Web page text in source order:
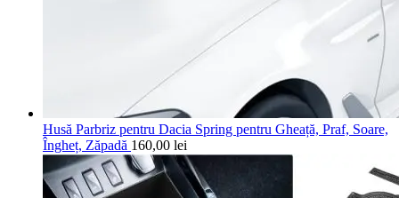
Husă Parbriz pentru Dacia Spring pentru Gheață, Praf, Soare,
Îngheț, Zăpadă 160,00 lei